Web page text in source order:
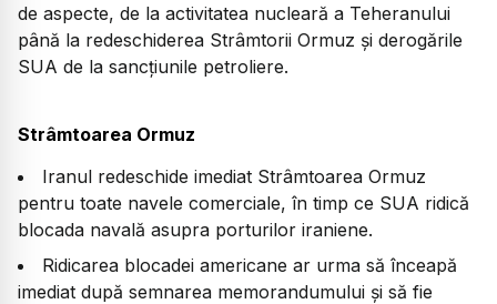
de aspecte, de la activitatea nucleară a Teheranului
până la redeschiderea Strâmtorii Ormuz și derogările
SUA de la sancțiunile petroliere.
Strâmtoarea Ormuz
Iranul redeschide imediat Strâmtoarea Ormuz
pentru toate navele comerciale, în timp ce SUA ridică
blocada navală asupra porturilor iraniene.
Ridicarea blocadei americane ar urma să înceapă
imediat după semnarea memorandumului și să fie